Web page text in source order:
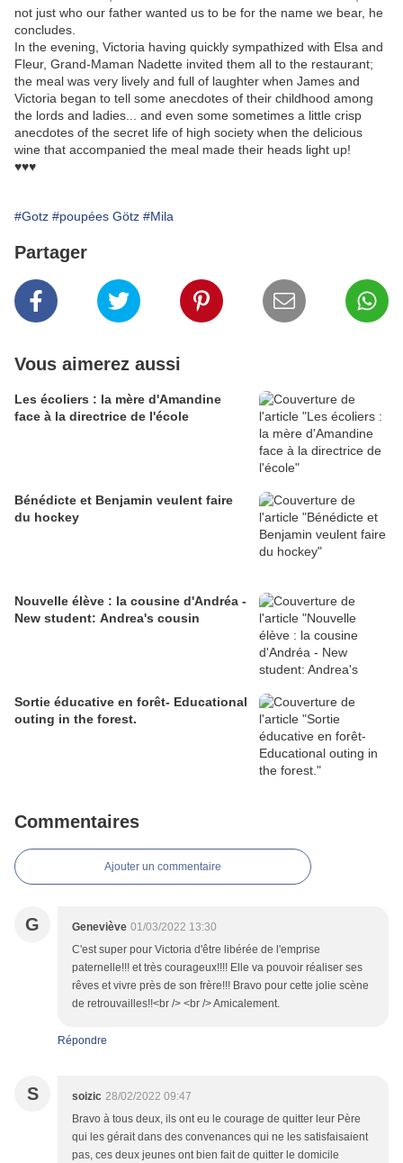
not just who our father wanted us to be for the name we bear, he
concludes.
In the evening, Victoria having quickly sympathized with Elsa and
Fleur, Grand-Maman Nadette invited them all to the restaurant;
the meal was very lively and full of laughter when James and
Victoria began to tell some anecdotes of their childhood among
the lords and ladies... and even some sometimes a little crisp
anecdotes of the secret life of high society when the delicious
wine that accompanied the meal made their heads light up!
♥♥♥
#Gotz #poupées Götz #Mila
Partager
Vous aimerez aussi
Les écoliers : la mère d'Amandine
face à la directrice de l'école
Bénédicte et Benjamin veulent faire
du hockey
Nouvelle élève : la cousine d'Andréa -
New student: Andrea's cousin
Sortie éducative en forêt- Educational
outing in the forest.
Commentaires
Ajouter un commentaire
G Geneviève 01/03/2022 13:30
C'est super pour Victoria d'être libérée de l'emprise
paternelle!!! et très courageux!!!! Elle va pouvoir réaliser ses
rêves et vivre près de son frère!!! Bravo pour cette jolie scène
de retrouvailles!!<br /> <br /> Amicalement.
Répondre
S soizic 28/02/2022 09:47
Bravo à tous deux, ils ont eu le courage de quitter leur Père
qui les gérait dans des convenances qui ne les satisfaisaient
pas, ces deux jeunes ont bien fait de quitter le domicile